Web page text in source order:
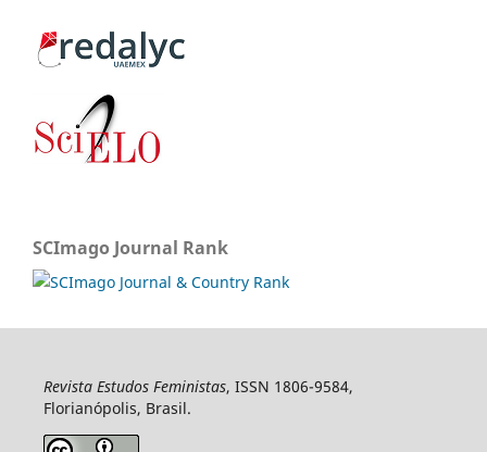
SCImago Journal Rank
Revista Estudos Feministas, ISSN 1806-9584,
Florianópolis, Brasil.